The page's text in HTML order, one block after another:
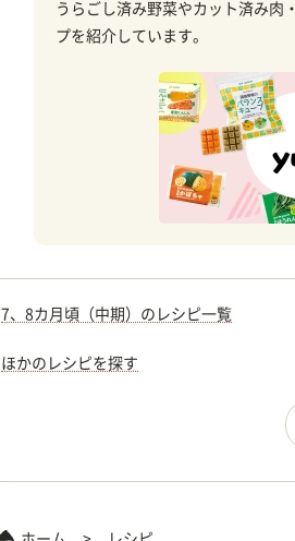
うらごし済み野菜やカット済み肉
プを紹介しています。
7、8カ月頃（中期）のレシピ一覧
ほかのレシピを探す